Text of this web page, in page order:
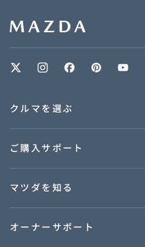
クルマを選ぶ
ご購入サポート
マツダを知る
オーナーサポート